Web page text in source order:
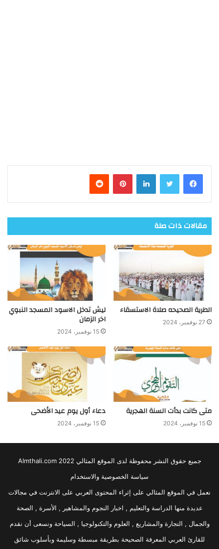
فيسبوك تويتر لينكدإن بينتيريست
مقالات ذات صلة
الطرية الصحيحه صلاة الاستسقاء
27 نوفمبر، 2024
ليش تدخل الاسود المسجد النبوي
اخر الزمان
15 نوفمبر، 2024
متى كانت بدأت السنة الهجرية
15 نوفمبر، 2024
دعاء أول يوم عيد الأضحى
15 نوفمبر، 2024
جميع حقوق النشر محفوظة لدى الموقع المثالي 2022 Almthali.com
سياسة الخصوصية والاستخدام
نعمل في الموقع المثالي على إثراء المحتوى العربي على الانترنت في مجالات
عديدة منها الدراسة والتعليم , اخبار النجوم والمشاهير , الأسرة , الصحة
والجمال , التجارة والمشاريع , العلوم والتكنولوجيا , السياحة ونسعى أن نقدم
للقارئ العربي المعرفة الصحيحة بطريقة مبسطة وسليمة وبأسلوب شائق